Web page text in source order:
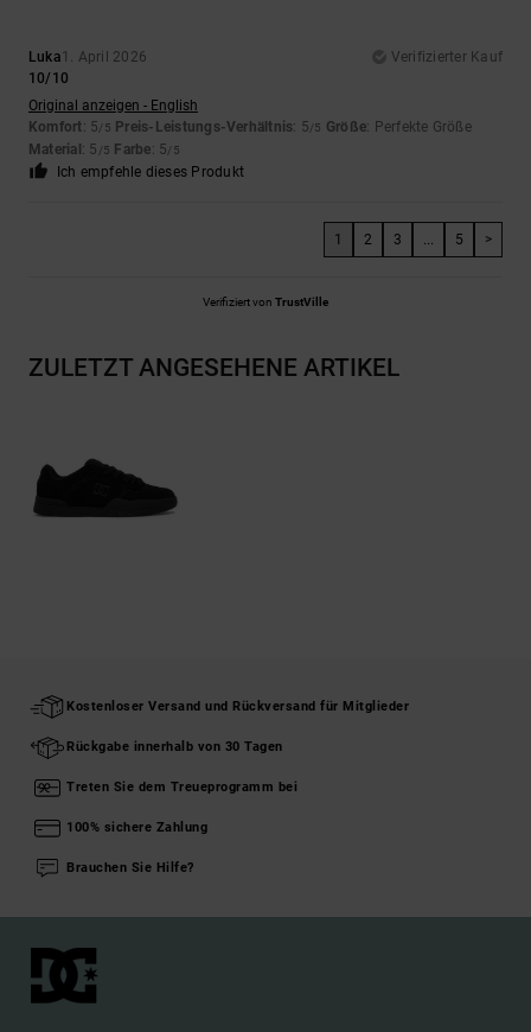
Luka1. April 2026
Verifizierter Kauf
10/10
Original anzeigen - English
Komfort: 5/5 Preis-Leistungs-Verhältnis: 5/5 Größe: Perfekte Größe
Material : 5 /5 Farbe: 5/5
Ich empfehle dieses Produkt
1 2 3 ... 5 >
Verifiziert von TrustVille
ZULETZT ANGESEHENE ARTIKEL
Kostenloser Versand und Rückversand für Mitglieder
Rückgabe innerhalb von 30 Tagen
Treten Sie dem Treueprogramm bei
100% sichere Zahlung
Brauchen Sie Hilfe?